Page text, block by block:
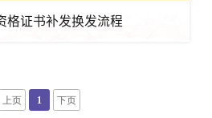
格证书补发换发流程
上页 1 下页